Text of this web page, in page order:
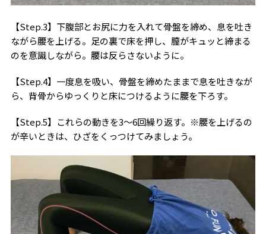
【Step.3】下腹部とお尻に力を入れて骨盤を締め、息を吐き
ながら腰を上げる。足の裏で床を押し、膣がキュッと締まる
のを意識しながら。腰は反らさないように。
【Step.4】一度息を吸い、骨盤を締めたままで息を吐きなが
ら、背骨からゆっくりと床につけるように腰を下ろす。
【Step.5】これらの動きを3～6回繰り返す。※腰を上げるの
が辛いときは、ひざをくっつけてみましょう。